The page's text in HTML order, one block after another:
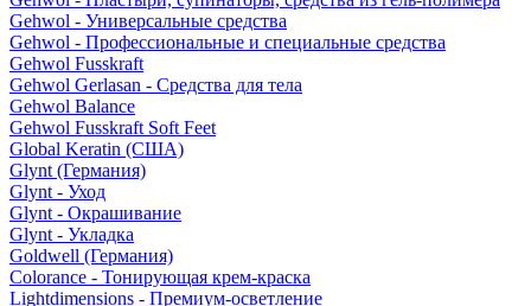
Gehwol - Универсальные средства
Gehwol - Профессиональные и специальные средства
Gehwol Fusskraft
Gehwol Gerlasan - Средства для тела
Gehwol Balance
Gehwol Fusskraft Soft Feet
Global Keratin (США)
Glynt (Германия)
Glynt - Уход
Glynt - Окрашивание
Glynt - Укладка
Goldwell (Германия)
Colorance - Тонирующая крем-краска
Lightdimensions - Премиум-осветление